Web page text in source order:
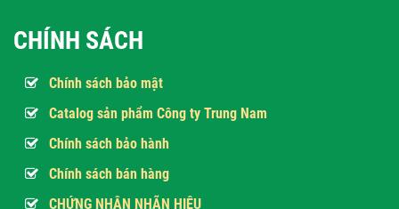
Cấu tạo máy lọc nước...
Máy lọc nước RO là sản phẩm được nhiều người
ưa chuộng trên thị trường...
Nên mua máy lọc nước...
CHÍNH SÁCH
Chính sách bảo mật
Catalog sản phẩm Công ty Trung Nam
Chính sách bảo hành
Chính sách bán hàng
CHỨNG NHẬN NHÃN HIỆU